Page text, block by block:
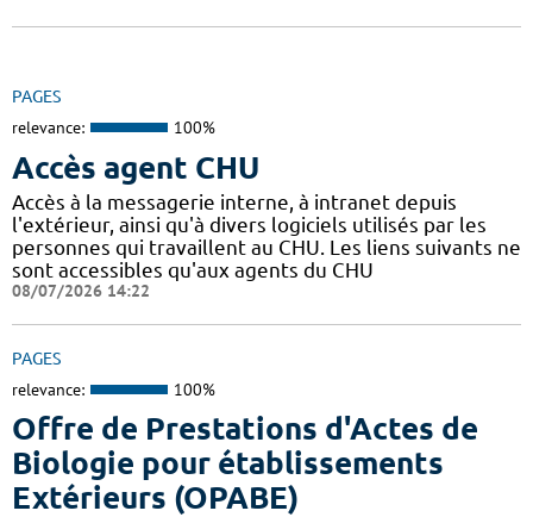
PAGES
relevance: 100%
Accès agent CHU
Accès à la messagerie interne, à intranet depuis
l'extérieur, ainsi qu'à divers logiciels utilisés par les
personnes qui travaillent au CHU. Les liens suivants ne
sont accessibles qu'aux agents du CHU
08/07/2026 14:22
PAGES
relevance: 100%
Offre de Prestations d'Actes de
Biologie pour établissements
Extérieurs (OPABE)